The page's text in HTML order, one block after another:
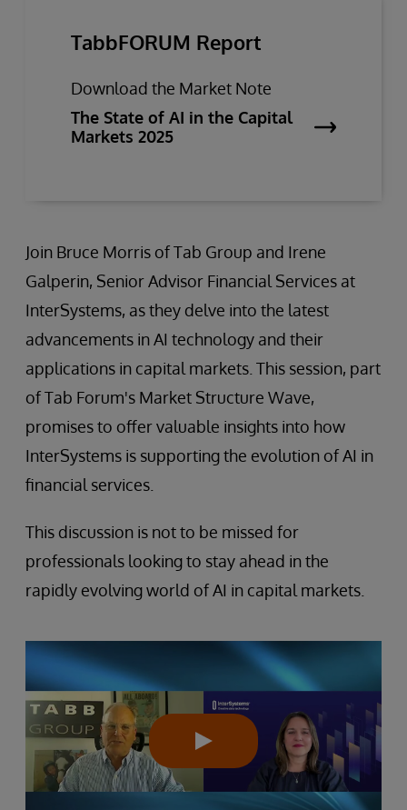
TabbFORUM Report
Download the Market Note
The State of AI in the Capital
Markets 2025
Join Bruce Morris of Tab Group and Irene
Galperin, Senior Advisor Financial Services at
InterSystems, as they delve into the latest
advancements in AI technology and their
applications in capital markets. This session, part
of Tab Forum's Market Structure Wave,
promises to offer valuable insights into how
InterSystems is supporting the evolution of AI in
financial services.
This discussion is not to be missed for
professionals looking to stay ahead in the
rapidly evolving world of AI in capital markets.